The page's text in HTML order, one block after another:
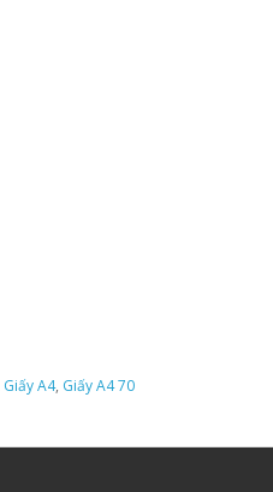
Giấy A4, Giấy A4 70